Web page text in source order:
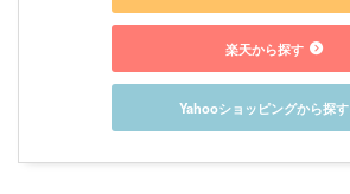
楽天から探す
Yahooショッピングから探す